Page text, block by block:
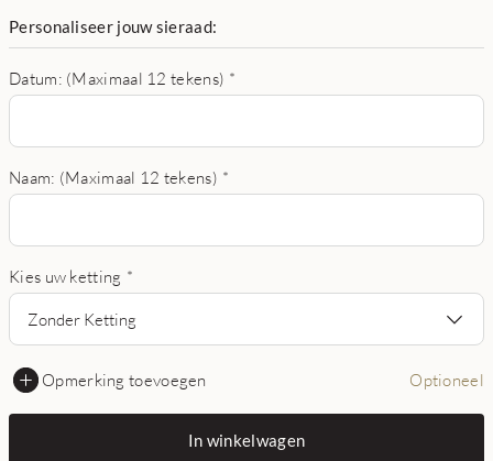
Personaliseer jouw sieraad:
Datum: (Maximaal 12 tekens) *
Naam: (Maximaal 12 tekens) *
Kies uw ketting *
Zonder Ketting
Opmerking toevoegen Optioneel
In winkelwagen